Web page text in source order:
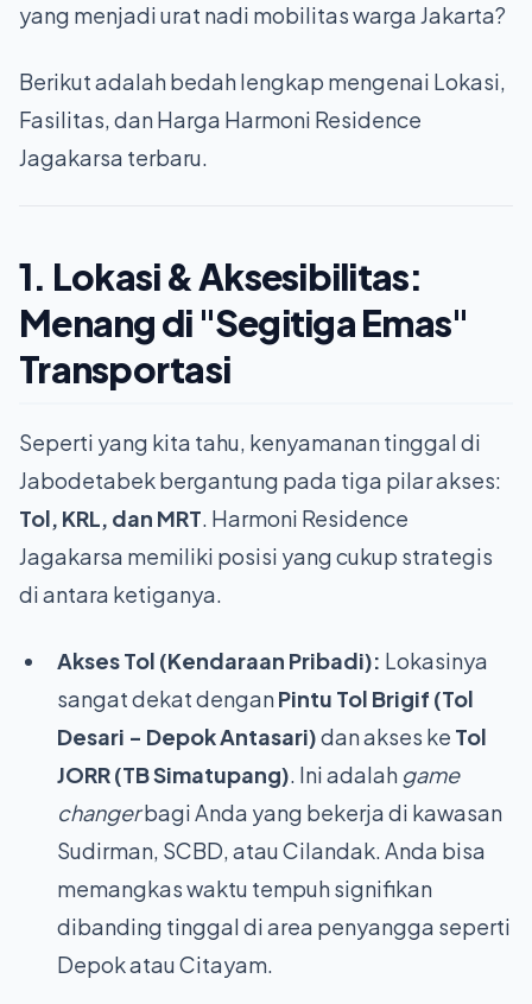
yang menjadi urat nadi mobilitas warga Jakarta?
Berikut adalah bedah lengkap mengenai Lokasi,
Fasilitas, dan Harga Harmoni Residence
Jagakarsa terbaru.
1. Lokasi & Aksesibilitas:
Menang di "Segitiga Emas"
Transportasi
Seperti yang kita tahu, kenyamanan tinggal di
Jabodetabek bergantung pada tiga pilar akses:
Tol, KRL, dan MRT. Harmoni Residence
Jagakarsa memiliki posisi yang cukup strategis
di antara ketiganya.
Akses Tol (Kendaraan Pribadi): Lokasinya
sangat dekat denganPintu Tol Brigif (Tol
Desari - Depok Antasari)dan akses ke Tol
JORR (TB Simatupang). Ini adalah game
changerbagi Anda yang bekerja di kawasan
Sudirman, SCBD, atau Cilandak. Anda bisa
memangkas waktu tempuh signifikan
dibanding tinggal di area penyangga seperti
Depok atau Citayam.